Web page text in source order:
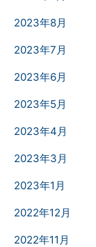
2023年8月
2023年7月
2023年6月
2023年5月
2023年4月
2023年3月
2023年1月
2022年12月
2022年11月